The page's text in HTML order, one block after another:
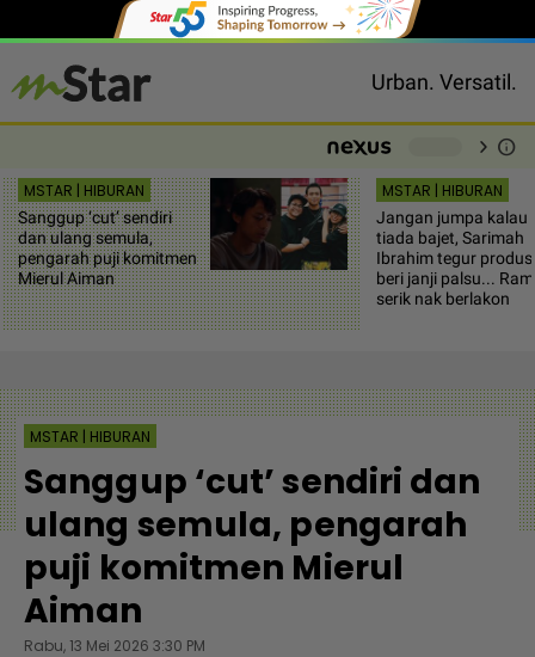
Urban. Versatil.
chevron_right info
MSTAR | HIBURAN
Sanggup ‘cut’ sendiri
dan ulang semula,
pengarah puji komitmen
Mierul Aiman
MSTAR | HIBURAN
Jangan jumpa kalau
tiada bajet, Sarimah
Ibrahim tegur
beri janji palsu...
serik nak berlakon
MSTAR | HIBURAN
Sanggup ‘cut’ sendiri dan
ulang semula, pengarah
puji komitmen Mierul
Aiman
Rabu, 13 Mei 2026 3:30 PM